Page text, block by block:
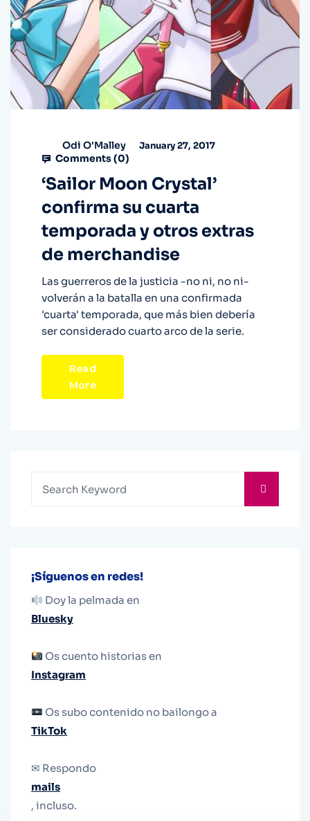
Odi O'Malley January 27, 2017
Comments (0)
‘Sailor Moon Crystal’
confirma su cuarta
temporada y otros extras
de merchandise
Las guerreros de la justicia -no ni, no ni-
volverán a la batalla en una confirmada
'cuarta' temporada, que más bien debería
ser considerado cuarto arco de la serie.
Read
More
¡Síguenos en redes!
Doy la pelmada en
Bluesky
Os cuento historias en
Instagram
Os subo contenido no bailongo a
TikTok
✉ Respondo
mails
, incluso.